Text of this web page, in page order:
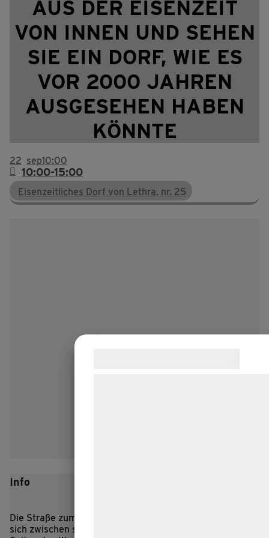
AUS DER EISENZEIT
VON INNEN UND SEHEN
SIE EIN DORF, WIE ES
VOR 2000 JAHREN
AUSGESEHEN HABEN
KÖNNTE
22 sep10:00
10:00-15:00
Eisenzeitliches Dorf von Lethra, nr. 25
Info
Die Straße zum eisenzeitlichen Dorf Lethra schlängelt
sich zwischen sanften Hügeln hindurch, und zu beiden